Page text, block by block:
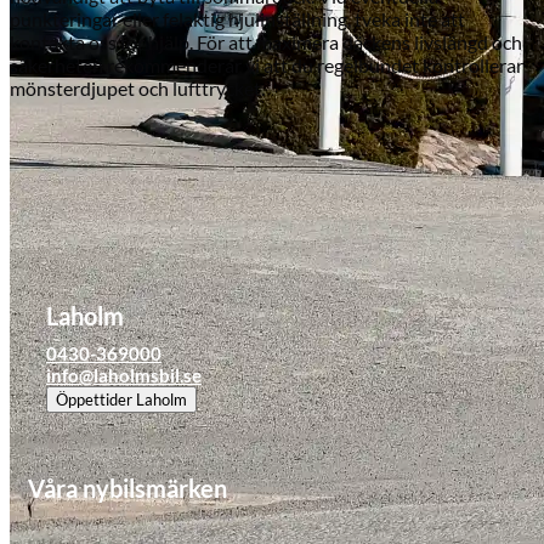
punkteringar eller felaktig hjulinställning, tveka inte att
kontakta oss för hjälp. För att maximera däckens livslängd och
säkerheten rekommenderar vi att du regelbundet kontrollerar
mönsterdjupet och lufttrycket.
Laholm
0430-369000
info@laholmsbil.se
Öppettider Laholm
Våra nybilsmärken